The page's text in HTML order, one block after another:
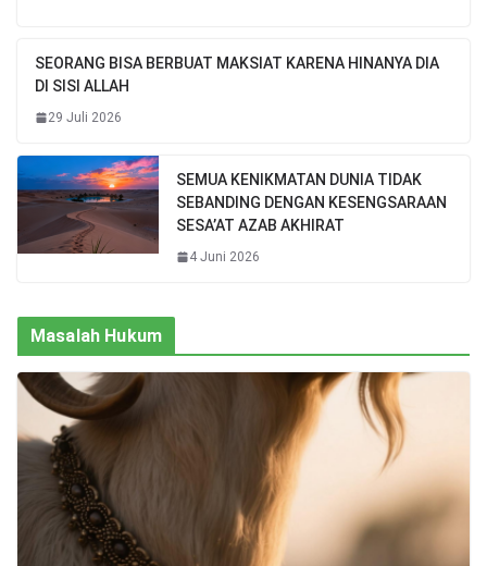
SEORANG BISA BERBUAT MAKSIAT KARENA HINANYA DIA
DI SISI ALLAH
29 Juli 2026
SEMUA KENIKMATAN DUNIA TIDAK
SEBANDING DENGAN KESENGSARAAN
SESA’AT AZAB AKHIRAT
4 Juni 2026
Masalah Hukum